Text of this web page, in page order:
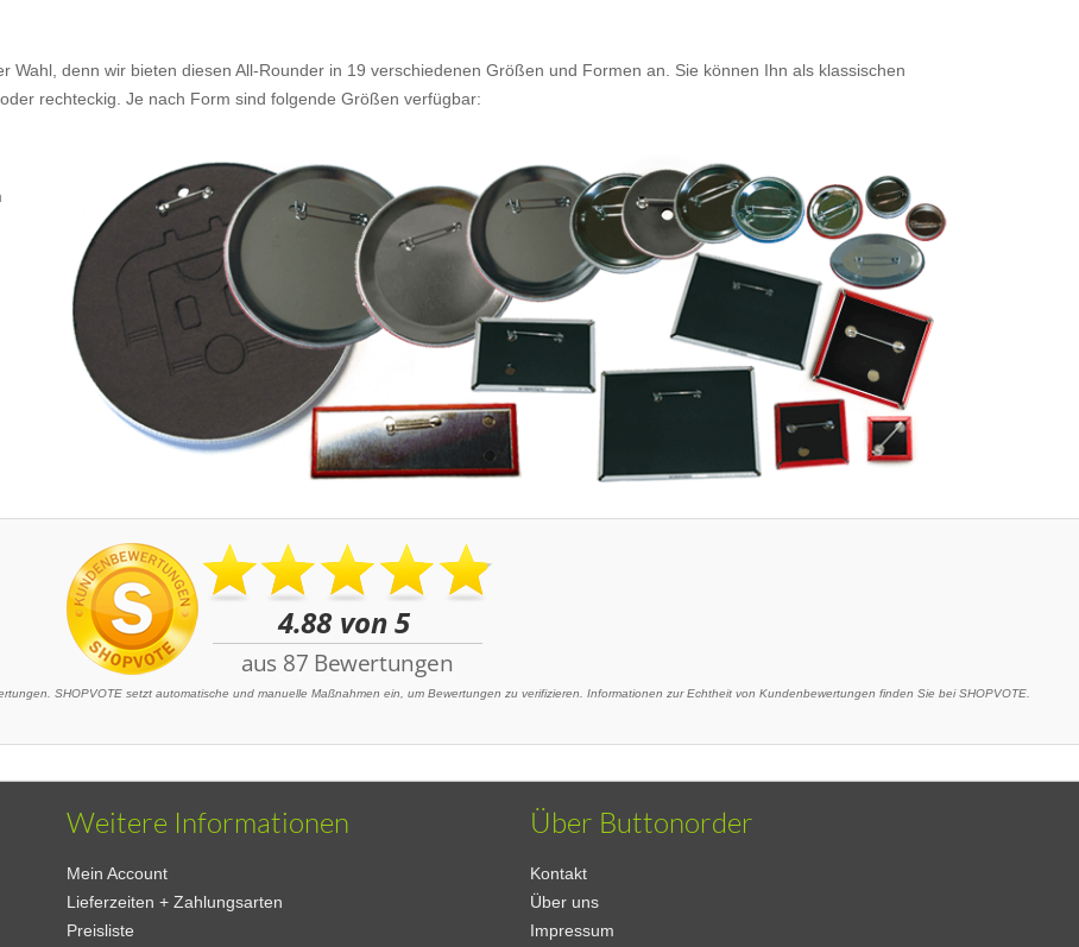
Wahl, denn wir bieten diesen All-Rounder in 19 verschiedenen Größen und Formen an. Sie können Ihn als klassischen
rechteckig. Je nach Form sind folgende Größen verfügbar:
SHOPVOTE setzt automatische und manuelle Maßnahmen ein, um Bewertungen zu verifizieren. Informationen zur Echtheit von Kundenbewertungen finden Sie bei SHOPVOTE.
Weitere Informationen
Mein Account
Lieferzeiten + Zahlungsarten
Preisliste
Über Buttonorder
Kontakt
Über uns
Impressum